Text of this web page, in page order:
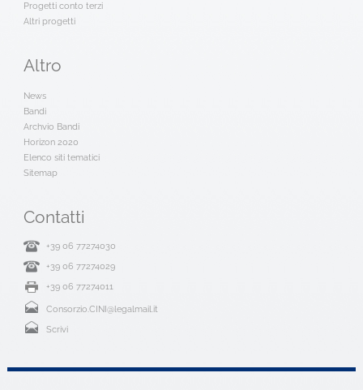
Progetti conto terzi
Altri progetti
Altro
News
Bandi
Archvio Bandi
Horizon 2020
Elenco siti tematici
Sitemap
Contatti
+39 06 77274030
+39 06 77274029
+39 06 77274011
Consorzio.CINI@legalmail.it
Scrivi